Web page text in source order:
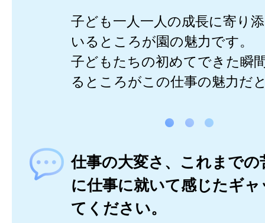
子ども一人一人の成長に寄り
いるところが園の魅力です。
子どもたちの初めてできた瞬
るところがこの仕事の魅力だ
仕事の大変さ、これまでの
に仕事に就いて感じたギ
てください。